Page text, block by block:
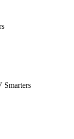
Smarters